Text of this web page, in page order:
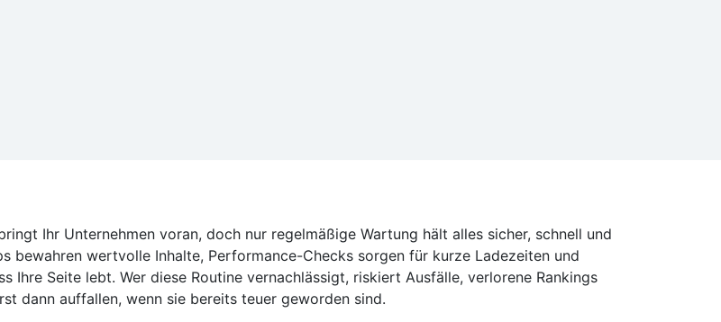
Ihr Unternehmen voran, doch nur regelmäßige Wartung hält alles sicher, schnell und
bewahren wertvolle Inhalte, Performance-Checks sorgen für kurze Ladezeiten und
Ihre Seite lebt. Wer diese Routine vernachlässigt, riskiert Ausfälle, verlorene Rankings
dann auffallen, wenn sie bereits teuer geworden sind.